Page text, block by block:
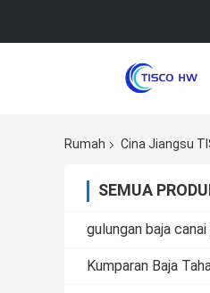
Rumah Cina Jiangsu
SEMUA
gulungan baja canai
Kumparan Baja